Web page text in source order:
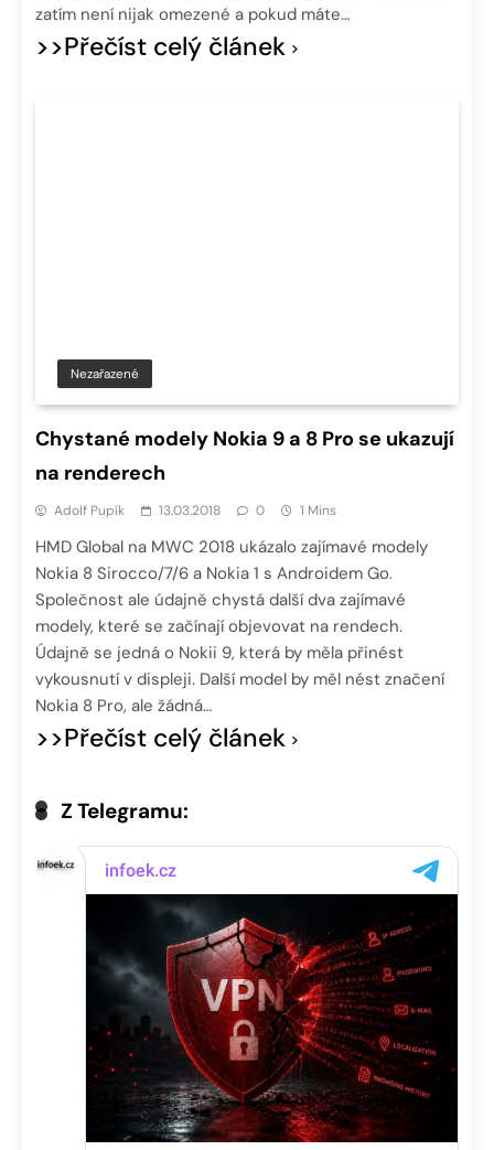
zatím není nijak omezené a pokud máte…
>>Přečíst celý článek
Nezařazené
Chystané modely Nokia 9 a 8 Pro se ukazují
na renderech
Adolf Pupík 13.03.2018 0 1 Mins
HMD Global na MWC 2018 ukázalo zajímavé modely
Nokia 8 Sirocco/7/6 a Nokia 1 s Androidem Go.
Společnost ale údajně chystá další dva zajímavé
modely, které se začínají objevovat na rendech.
Údajně se jedná o Nokii 9, která by měla přinést
vykousnutí v displeji. Další model by měl nést značení
Nokia 8 Pro, ale žádná…
>>Přečíst celý článek
Z Telegramu: